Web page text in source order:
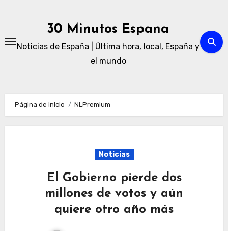
30 Minutos Espana
Noticias de España | Última hora, local, España y
el mundo
Página de inicio NLPremium
Noticias
El Gobierno pierde dos
millones de votos y aún
quiere otro año más